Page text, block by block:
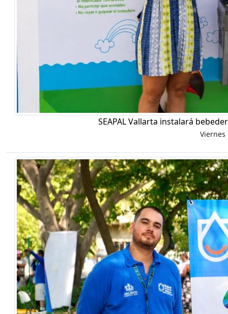
SEAPAL Vallarta instalará
Viernes